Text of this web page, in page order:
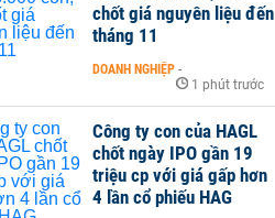
chốt giá nguyên liệu đến
tháng 11
DOANH NGHIỆP -
1 phút trước
Công ty con của HAGL
chốt ngày IPO gần 19
triệu cp với giá gấp hơn
4 lần cổ phiếu HAG